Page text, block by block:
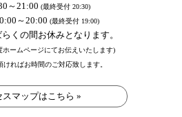
～21:00 (最終受付 20:30)
～20:00 (最終受付 19:00)
くの間お休みとなります。
ホームページにてお伝えいたします)
ればお時間のご対応致します。
スマップはこちら »